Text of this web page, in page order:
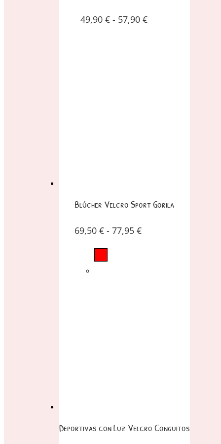
49,90 € - 57,90 €
Blúcher Velcro Sport Gorila
69,50 € - 77,95 €
Deportivas con Luz Velcro Conguitos